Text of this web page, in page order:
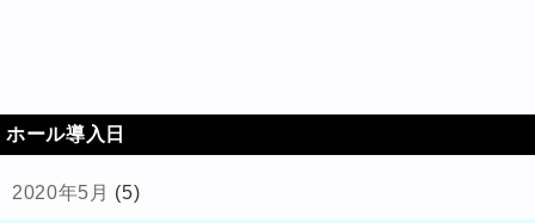
ホール導入日
2020年5月 (5)